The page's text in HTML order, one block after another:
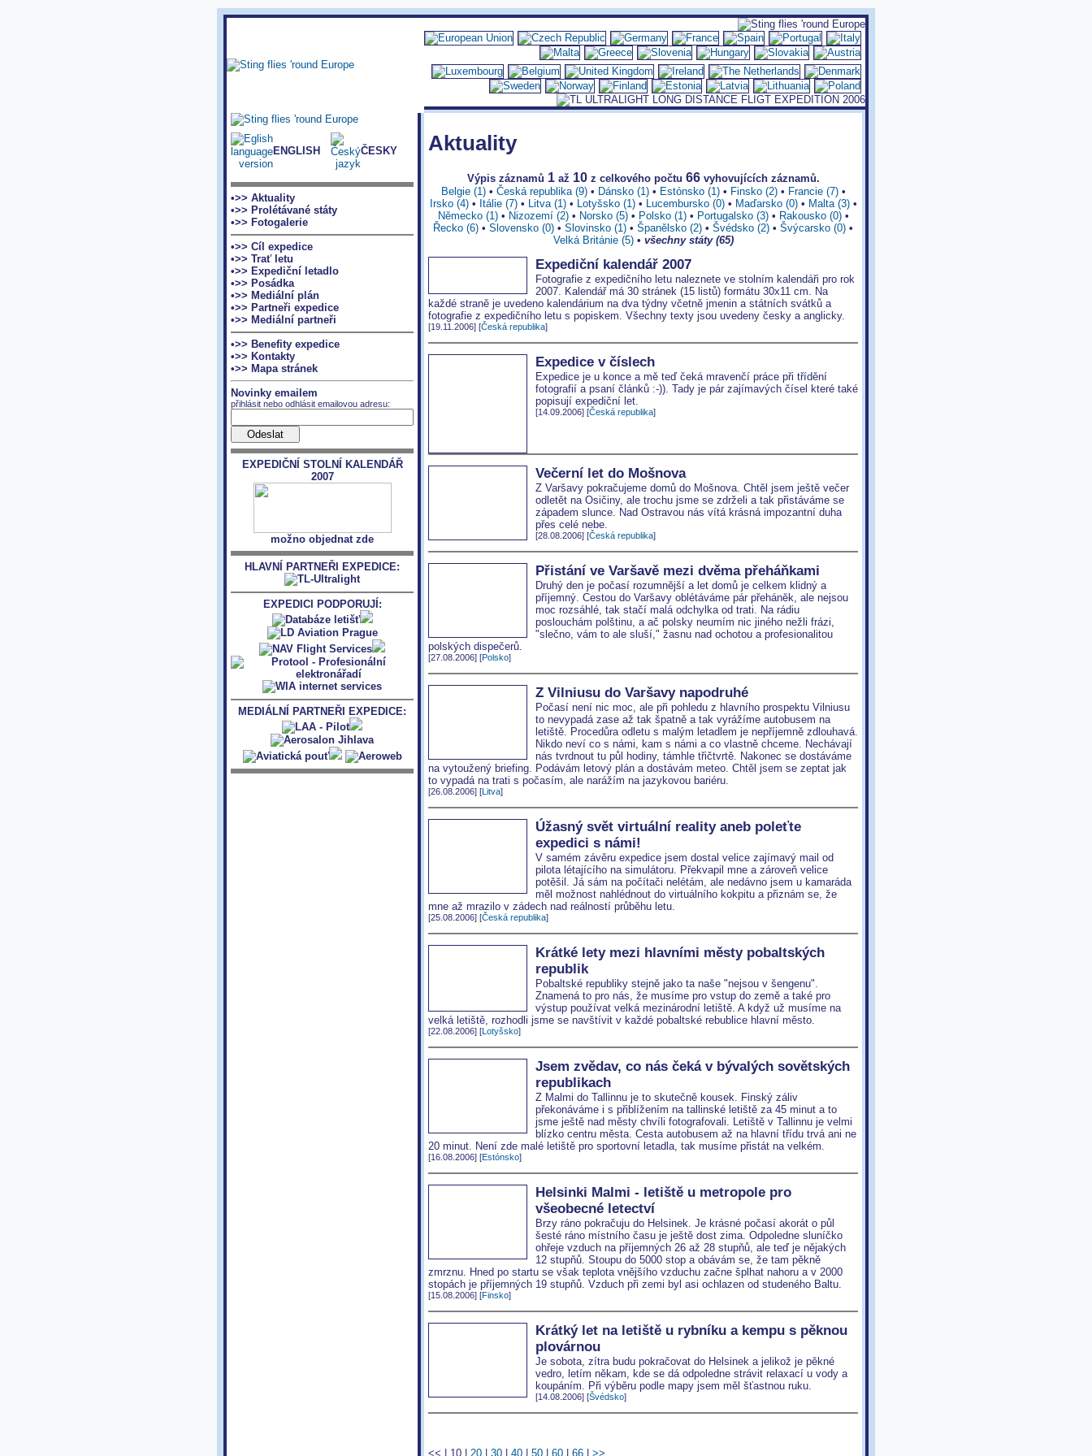
ENGLISH ČESKY
•>> Aktuality
•>> Prolétávané státy
•>> Fotogalerie
•>> Cíl expedice
•>> Trať letu
•>> Expediční letadlo
•>> Posádka
•>> Mediální plán
•>> Partneři expedice
•>> Mediální partneři
•>> Benefity expedice
•>> Kontakty
•>> Mapa stránek
Novinky emailem
přihlásit nebo odhlásit emailovou adresu:
EXPEDIČNÍ STOLNÍ KALENDÁŘ
2007
možno objednat zde
HLAVNÍ PARTNEŘI EXPEDICE:
EXPEDICI PODPORUJÍ:
MEDIÁLNÍ PARTNEŘI EXPEDICE:
Aktuality
Výpis záznamů 1až 10z celkového počtu 66vyhovujících záznamů.
Belgie (1)• Česká republika (9)• Dánsko (1)• Estónsko (1)• Finsko (2)• Francie (7)•
Irsko (4)• Itálie (7)• Litva (1)• Lotyšsko (1)• Lucembursko (0)• Maďarsko (0)• Malta (3)•
Německo (1)• Nizozemí (2)• Norsko (5)• Polsko (1)• Portugalsko (3)• Rakousko (0)•
Řecko (6) • Slovensko (0) • Slovinsko (1) • Španělsko (2) • Švédsko (2) • Švýcarsko (0) •
Velká Británie (5)• všechny státy (65)
Expediční kalendář 2007
Fotografie z expedičního letu naleznete ve stolním kalendáři pro rok
2007. Kalendář má 30 stránek (15 listů) formátu 30x11 cm. Na
každé straně je uvedeno kalendárium na dva týdny včetně jmenin a státních svátků a
fotografie z expedičního letu s popiskem. Všechny texty jsou uvedeny česky a anglicky.
[19.11.2006] [Česká republika]
Expedice v číslech
Expedice je u konce a mě teď čeká mravenčí práce při třídění
fotografií a psaní článků :-)). Tady je pár zajímavých čísel které také
popisují expediční let.
[14.09.2006] [Česká republika]
Večerní let do Mošnova
Z Varšavy pokračujeme domů do Mošnova. Chtěl jsem ještě večer
odletět na Osičiny, ale trochu jsme se zdrželi a tak přistáváme se
západem slunce. Nad Ostravou nás vítá krásná impozantní duha
přes celé nebe.
[28.08.2006] [Česká republika]
Přistání ve Varšavě mezi dvěma přeháňkami
Druhý den je počasí rozumnější a let domů je celkem klidný a
příjemný. Cestou do Varšavy oblétáváme pár přeháněk, ale nejsou
moc rozsáhlé tak stačí malá odchylka od trati. Na rádiu
poslouchám polštinu a ač polsky neumím nic jiného nežli frázi
"s lečno vám to ale sluší " žasnu nad ochotou a profesionalitou
polských dispečerů.
[27.08.2006] [Polsko]
Z Vilniusu do Varšavy napodruhé
Počasí není nic moc, ale při pohledu z hlavního prospektu Vilniusu
to nevypadá zase až tak špatně a tak vyrážíme autobusem na
letiště. Procedůra odletu s malým letadlem je nepříjemně zdlouhavá.
Nikdo neví co s námi, kam s námi a co vlastně chceme. Nechávají
nás tvrdnout tu půl hodiny, támhle třičtvrtě. Nakonec se dostáváme
na vytoužený briefing. Podávám letový plán a dostávám meteo. Chtěl jsem se zeptat jak
to vypadá na trati s počasím ale narážím na jazykovou bariéru.
[26.08.2006] [Litva]
Úžasný svět virtuální reality aneb poleťte
expedici s námi!
V samém závěru expedice jsem dostal velice zajímavý mail od
pilota létajícího na simulátoru. Překvapil mne a zároveň velice
potěšil. Já sám na počítači nelétám, ale nedávno jsem u kamaráda
měl možnost nahlédnout do virtuálního kokpitu a přiznám se, že
mne až mrazilo v zádech nad reálností průběhu letu.
[25.08.2006] [Česká republika]
Krátké lety mezi hlavními městy pobaltských
republik
Pobaltské republiky stejně jako ta naše "nejsou v šengenu".
Znamená to pro nás, že musíme pro vstup do země a také pro
výstup používat velká mezinárodní letiště. A když už musíme na
velká letiště, rozhodli jsme se navštívit v každé pobaltské rebublice hlavní město.
[22.08.2006] [Lotyšsko]
Jsem zvědav, co nás čeká v bývalých sovětských
republikach
Z Malmi do Tallinnu je to skutečně kousek. Finský záliv
překonáváme i s přiblížením na tallinské letiště za 45 minut a to
jsme ještě nad městy chvíli fotografovali. Letiště v Tallinnu je velmi
blízko centru města. Cesta autobusem až na hlavní třídu trvá ani ne
20 minut. Není zde malé letiště pro sportovní letadla, tak musíme přistát na velkém.
[16.08.2006] [Estónsko]
Helsinki Malmi - letiště u metropole pro
všeobecné letectví
Brzy ráno pokračuju do Helsinek. Je krásné počasí akorát o půl
šesté ráno místního času je ještě dost zima. Odpoledne sluníčko
ohřeje vzduch na příjemných 26 až 28 stupňů, ale teď je nějakých
12 stupňů. Stoupu do 5000 stop a obávám se, že tam pěkně
zmrznu. Hned po startu se však teplota vnějšího vzduchu začne šplhat nahoru a v 2000
stopách je příjemných 19 stupňů. Vzduch při zemi byl asi ochlazen od studeného Baltu.
[15.08.2006] [Finsko]
Krátký let na letiště u rybníku a kempu s pěknou
plovárnou
Je sobota, zítra budu pokračovat do Helsinek a jelikož je pěkné
vedro, letím někam, kde se dá odpoledne strávit relaxací u vody a
koupáním. Při výběru podle mapy jsem měl šťastnou ruku.
[14.08.2006] [Švédsko]
<< 10 20 30 40 50 60 66 >>